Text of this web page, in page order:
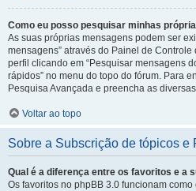
Como eu posso pesquisar minhas
As suas próprias mensagens podem ser
mensagens” através do Painel de
perfil clicando em “Pesquisar mensagens
rápidos” no menu do topo do fórum. Para
Pesquisa Avançada e preencha as
Voltar ao topo
Sobre a Subscrição de tópicos e
Qual é a diferença entre os favoritos e a
Os favoritos no phpBB 3.0 funcionam